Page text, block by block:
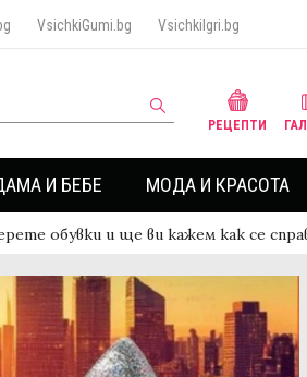
VsichkiGumi.bg VsichkiIgri.bg
РЕЦЕПТИ
И БЕБЕ МОДА И КРАСОТА
обувки и ще ви кажем как се